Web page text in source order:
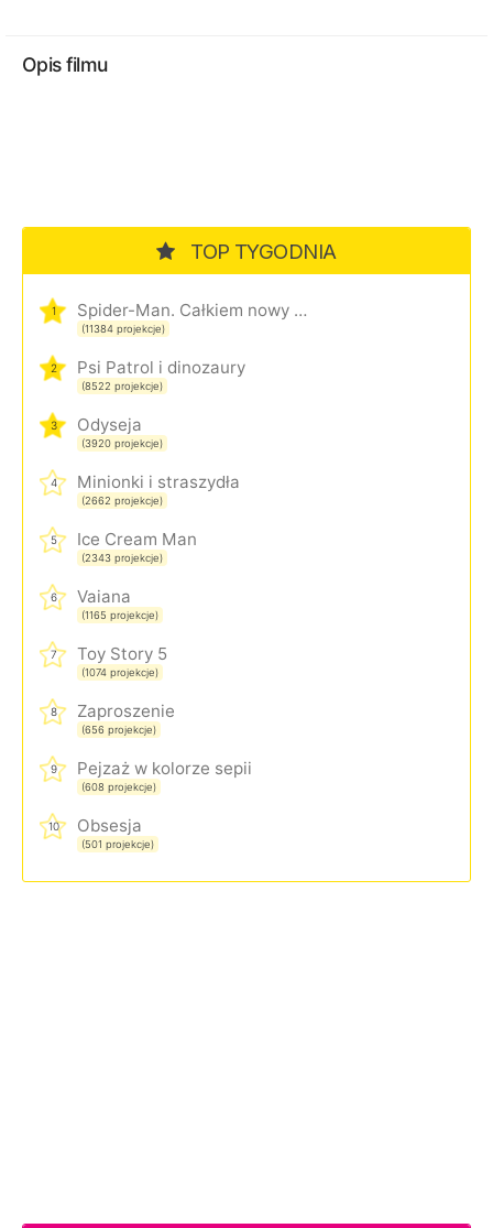
Opis filmu
TOP TYGODNIA
1 Spider-Man. Całkiem nowy dzień
(11384 projekcje)
2 Psi Patrol i dinozaury
(8522 projekcje)
3 Odyseja
(3920 projekcje)
4 Minionki i straszydła
(2662 projekcje)
5 Ice Cream Man
(2343 projekcje)
6 Vaiana
(1165 projekcje)
7 Toy Story 5
(1074 projekcje)
8 Zaproszenie
(656 projekcje)
9 Pejzaż w kolorze sepii
(608 projekcje)
10 Obsesja
(501 projekcje)